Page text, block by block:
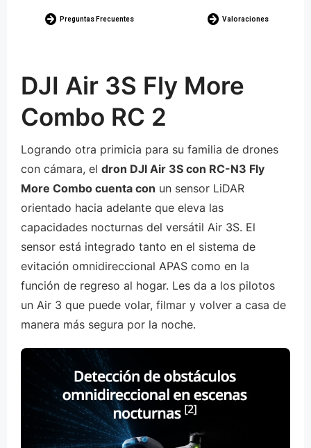
Preguntas Frecuentes Valoraciones
DJI Air 3S Fly More
Combo RC 2
Logrando otra primicia para su familia de drones
con cámara, el dron DJI Air 3S con RC-N3 Fly
More Combo cuenta con un sensor LiDAR
orientado hacia adelante que eleva las
capacidades nocturnas del versátil Air 3S. El
sensor está integrado tanto en el sistema de
evitación omnidireccional APAS como en la
función de regreso al hogar. Les da a los pilotos
un Air 3 que puede volar, filmar y volver a casa de
manera más segura por la noche.